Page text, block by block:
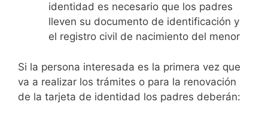
identidad es necesario que los padres
lleven su documento de identificación y
el registro civil de nacimiento del menor
Si la persona interesada es la primera vez que
va a realizar los trámites o para la renovación
de la tarjeta de identidad los padres deberán: